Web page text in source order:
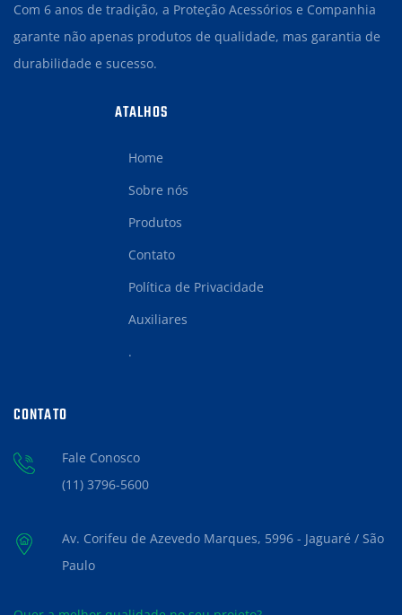
Com 6 anos de tradição, a Proteção Acessórios e Companhia
garante não apenas produtos de qualidade, mas garantia de
durabilidade e sucesso.
ATALHOS
Home
Sobre nós
Produtos
Contato
Política de Privacidade
Auxiliares
.
CONTATO
Fale Conosco
(11) 3796-5600
Av. Corifeu de Azevedo Marques, 5996 - Jaguaré / São
Paulo